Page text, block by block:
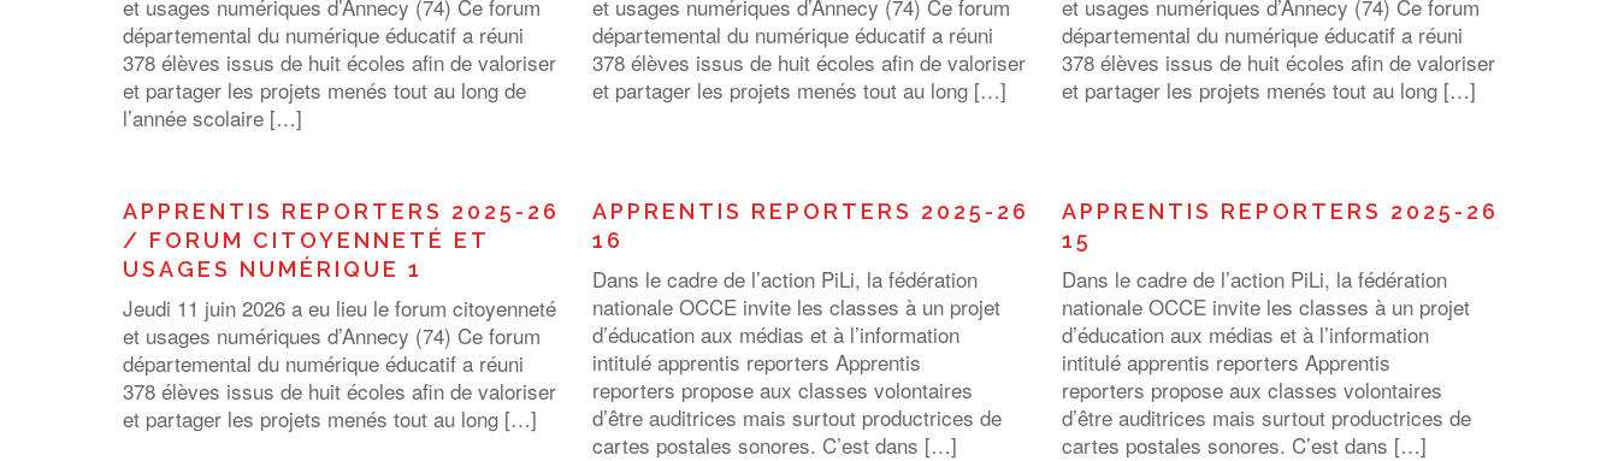
et usages numériques d’Annecy (74) Ce forum
départemental du numérique éducatif a réuni
378 élèves issus de huit écoles afin de valoriser
et partager les projets menés tout au long de
l’année scolaire […]
et usages numériques d’Annecy (74) Ce forum
départemental du numérique éducatif a réuni
378 élèves issus de huit écoles afin de valoriser
et partager les projets menés tout au long […]
et usages numériques d’Annecy (74) Ce forum
départemental du numérique éducatif a réuni
378 élèves issus de huit écoles afin de valoriser
et partager les projets menés tout au long […]
APPRENTIS REPORTERS 2025-26
/ FORUM CITOYENNETÉ ET
USAGES NUMÉRIQUE 1
Jeudi 11 juin 2026 a eu lieu le forum citoyenneté
et usages numériques d’Annecy (74) Ce forum
départemental du numérique éducatif a réuni
378 élèves issus de huit écoles afin de valoriser
et partager les projets menés tout au long […]
APPRENTIS REPORTERS 2025-26
16
Dans le cadre de l’action PiLi, la fédération
nationale OCCE invite les classes à un projet
d’éducation aux médias et à l’information
intitulé apprentis reporters Apprentis
reporters propose aux classes volontaires
d’être auditrices mais surtout productrices de
cartes postales sonores. C’est dans […]
APPRENTIS REPORTERS 2025-26
15
Dans le cadre de l’action PiLi, la fédération
nationale OCCE invite les classes à un projet
d’éducation aux médias et à l’information
intitulé apprentis reporters Apprentis
reporters propose aux classes volontaires
d’être auditrices mais surtout productrices de
cartes postales sonores. C’est dans […]